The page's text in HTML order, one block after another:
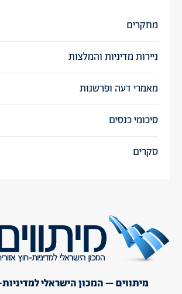
מחקרים
ניירות מדיניות והמלצות
מאמרי דעה ופרשנות
סיכומי כנסים
סקרים
מיתווים – המכון הישראלי